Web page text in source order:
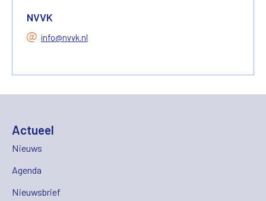
NVVK
info@nvvk.nl
Actueel
Nieuws
Agenda
Nieuwsbrief